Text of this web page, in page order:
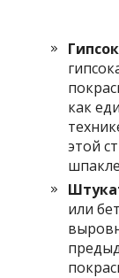
как
этой
или